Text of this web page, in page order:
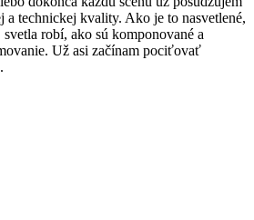
a technickej kvality. Ako je to nasvetlené,
robí, ako sú komponované a
Už asi začínam pociťovať